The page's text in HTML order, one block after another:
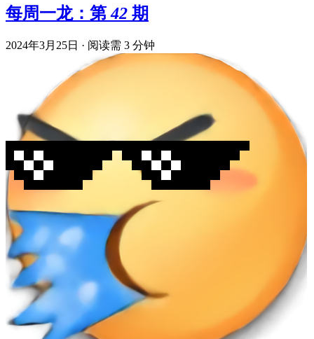
每周一龙：第 42 期
2024年3月25日 · 阅读需 3 分钟